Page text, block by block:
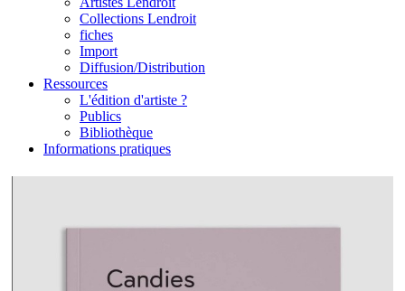
Collections Lendroit
fiches
Import
Diffusion/Distribution
Ressources
L'édition d'artiste ?
Publics
Bibliothèque
Informations pratiques